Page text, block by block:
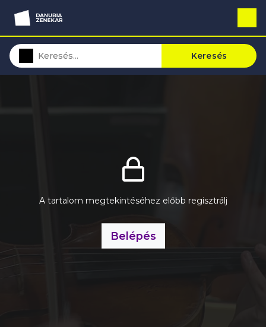
Keresés
A tartalom megtekintéséhez előbb regisztrálj
Belépés